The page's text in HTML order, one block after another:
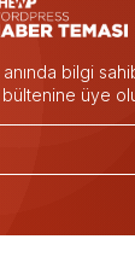
bilgi
üye